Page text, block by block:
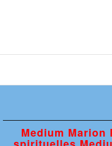
Medium Marion